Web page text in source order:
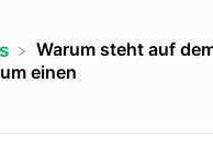
Warum steht auf
einen